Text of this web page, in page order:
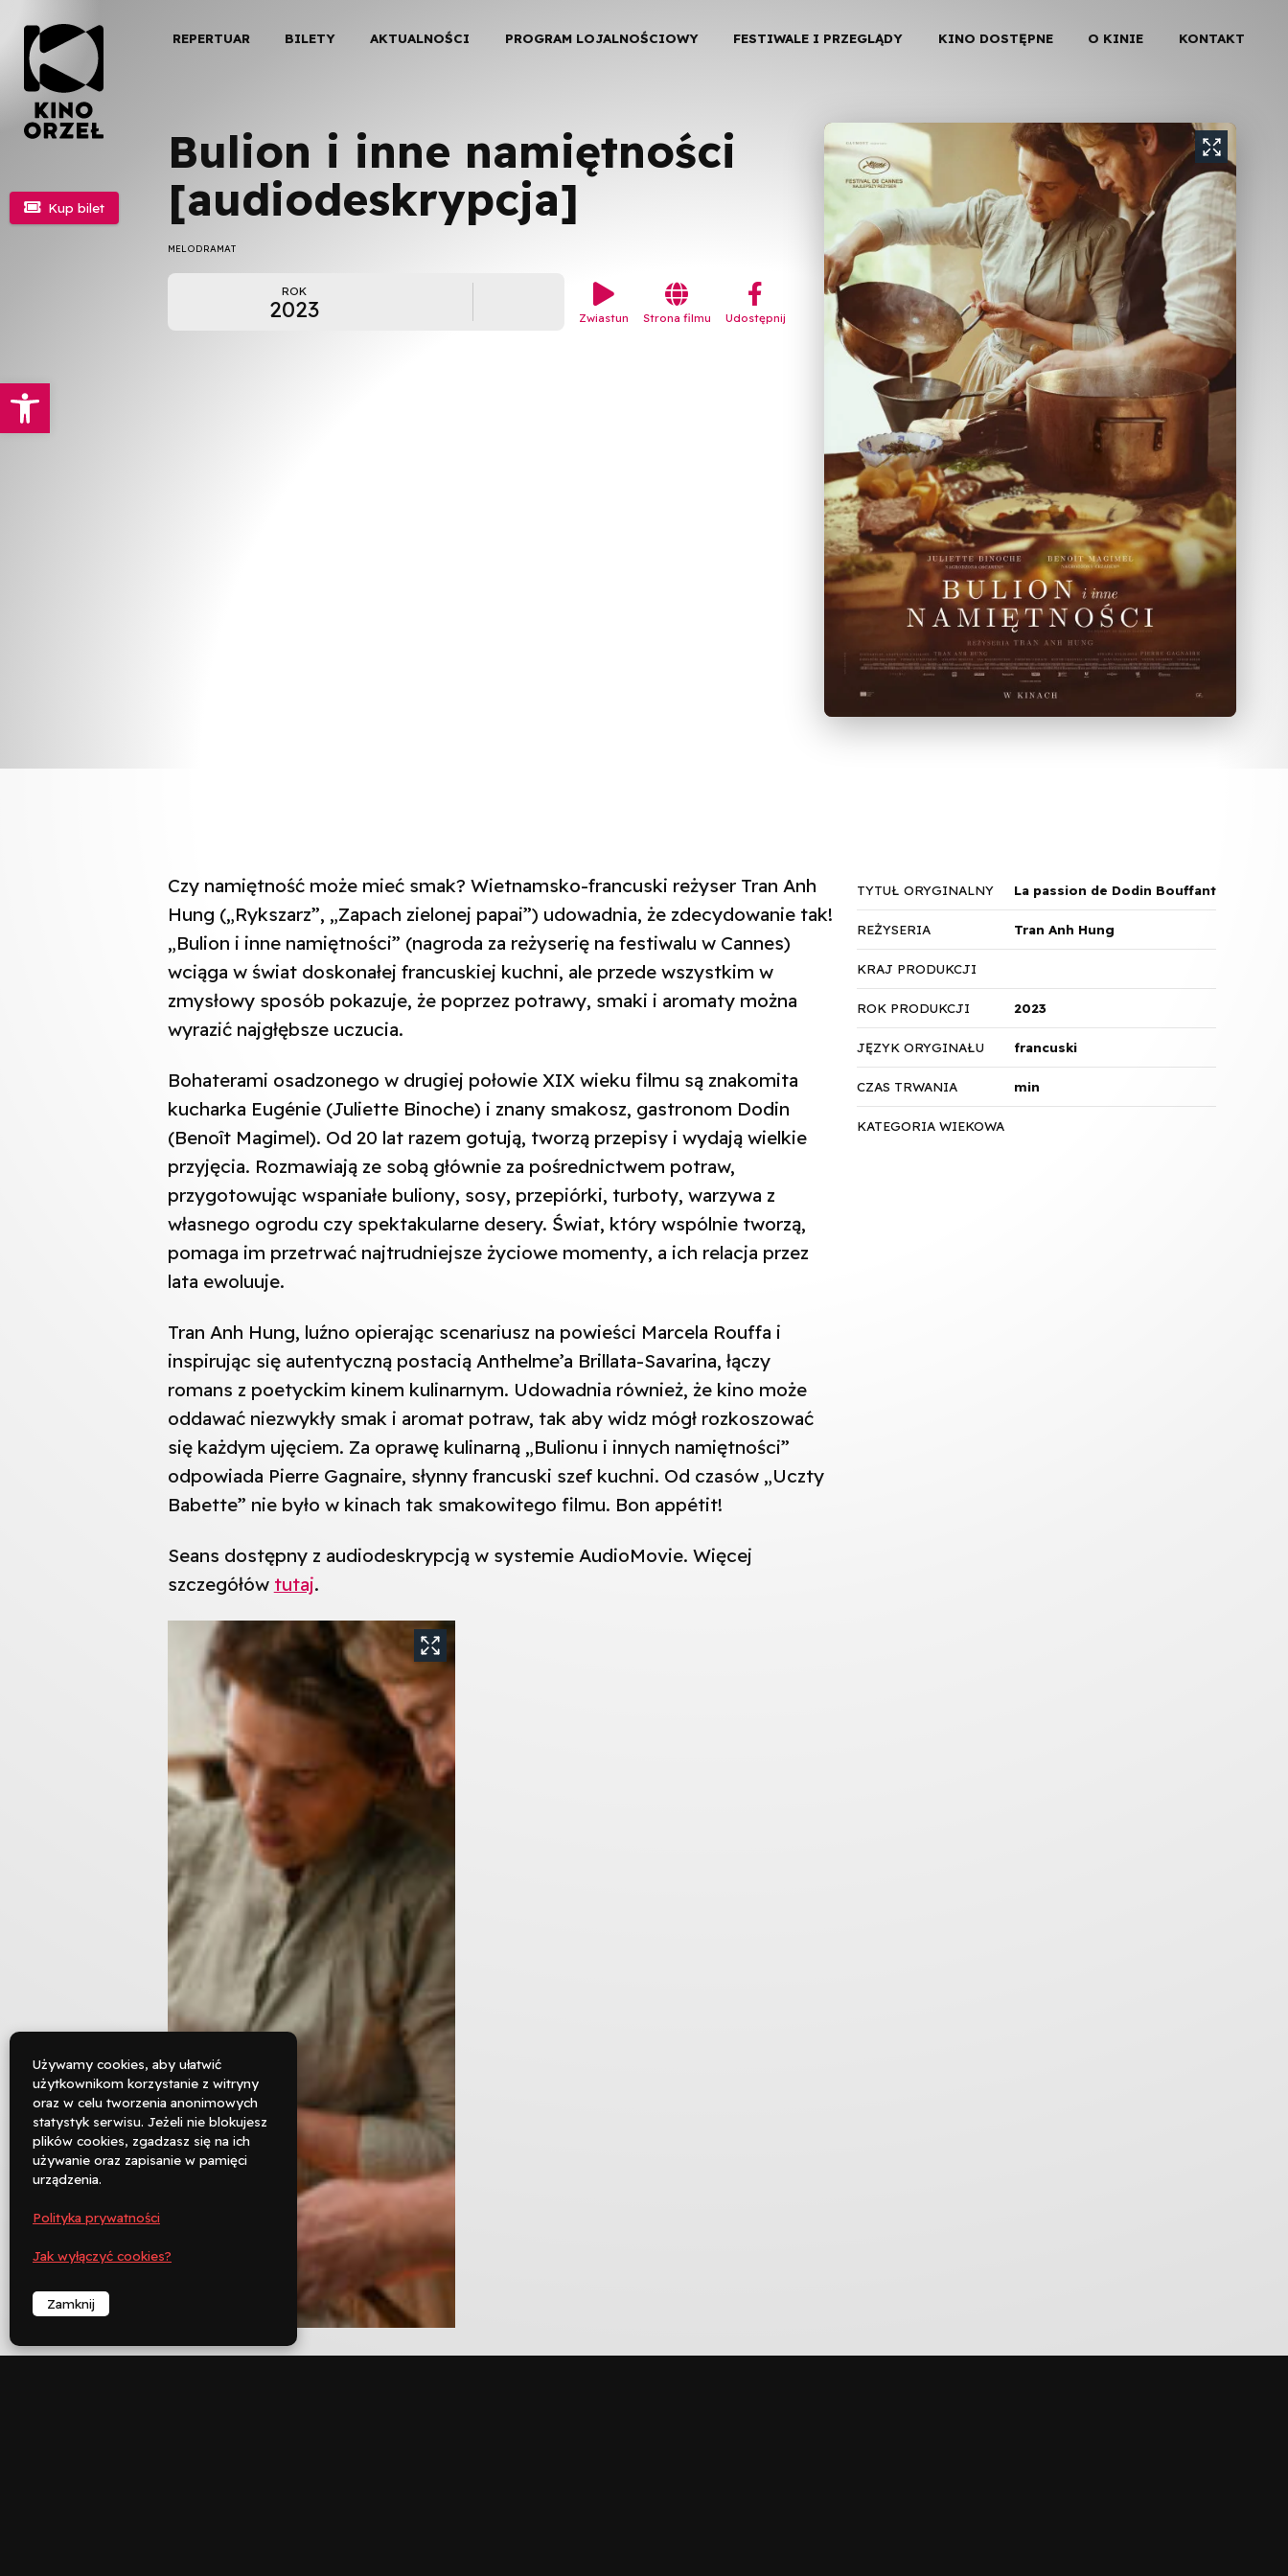
Otwórz pasek narzędzi
REPERTUAR BILETY AKTUALNOŚCI PROGRAM LOJALNOŚCIOWY FESTIWALE I PRZEGLĄDY KINO DOSTĘPNE O KINIE KONTAKT
Bulion i inne namiętności
[audiodeskrypcja]
MELODRAMAT
ROK
2023

Zwiastun

Strona filmu
︁
Udostępnij
 Kup bilet
Czy namiętność może mieć smak? Wietnamsko-francuski reżyser Tran Anh
Hung („Rykszarz”, „Zapach zielonej papai”) udowadnia, że zdecydowanie tak!
„Bulion i inne namiętności” (nagroda za reżyserię na festiwalu w Cannes)
wciąga w świat doskonałej francuskiej kuchni, ale przede wszystkim w
zmysłowy sposób pokazuje, że poprzez potrawy, smaki i aromaty można
wyrazić najgłębsze uczucia.
Bohaterami osadzonego w drugiej połowie XIX wieku filmu są znakomita
kucharka Eugénie (Juliette Binoche) i znany smakosz, gastronom Dodin
(Benoît Magimel). Od 20 lat razem gotują, tworzą przepisy i wydają wielkie
przyjęcia. Rozmawiają ze sobą głównie za pośrednictwem potraw,
przygotowując wspaniałe buliony, sosy, przepiórki, turboty, warzywa z
własnego ogrodu czy spektakularne desery. Świat, który wspólnie tworzą,
pomaga im przetrwać najtrudniejsze życiowe momenty, a ich relacja przez
lata ewoluuje.
Tran Anh Hung, luźno opierając scenariusz na powieści Marcela Rouffa i
inspirując się autentyczną postacią Anthelme’a Brillata-Savarina, łączy
romans z poetyckim kinem kulinarnym. Udowadnia również, że kino może
oddawać niezwykły smak i aromat potraw, tak aby widz mógł rozkoszować
się każdym ujęciem. Za oprawę kulinarną „Bulionu i innych namiętności”
odpowiada Pierre Gagnaire, słynny francuski szef kuchni. Od czasów „Uczty
Babette” nie było w kinach tak smakowitego filmu. Bon appétit!
Seans dostępny z audiodeskrypcją w systemie AudioMovie. Więcej
szczegółów tutaj.
TYTUŁ ORYGINALNY La passion de Dodin Bouffant
REŻYSERIA Tran Anh Hung
KRAJ PRODUKCJI
ROK PRODUKCJI 2023
JĘZYK ORYGINAŁU francuski
CZAS TRWANIA min
KATEGORIA WIEKOWA

Rezerwuj

︁
︁
Używamy cookies, aby ułatwić
użytkownikom korzystanie z witryny
oraz w celu tworzenia anonimowych
statystyk serwisu. Jeżeli nie blokujesz
plików cookies, zgadzasz się na ich
używanie oraz zapisanie w pamięci
urządzenia.
Polityka prywatności
Jak wyłączyć cookies?
Zamknij